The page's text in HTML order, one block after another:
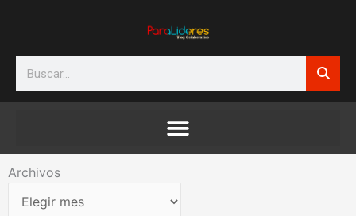
Search
Archivos
Archivos